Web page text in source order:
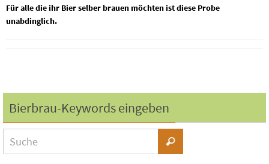
Für alle die ihr Bier selber brauen möchten ist diese Probe
unabdinglich.
Bierbrau-Keywords eingeben